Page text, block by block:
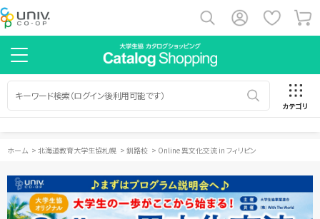
カテゴリ
ホーム > 北海道教育大学生協札幌 > 釧路校 > Online 異文化交流 in フィリピン